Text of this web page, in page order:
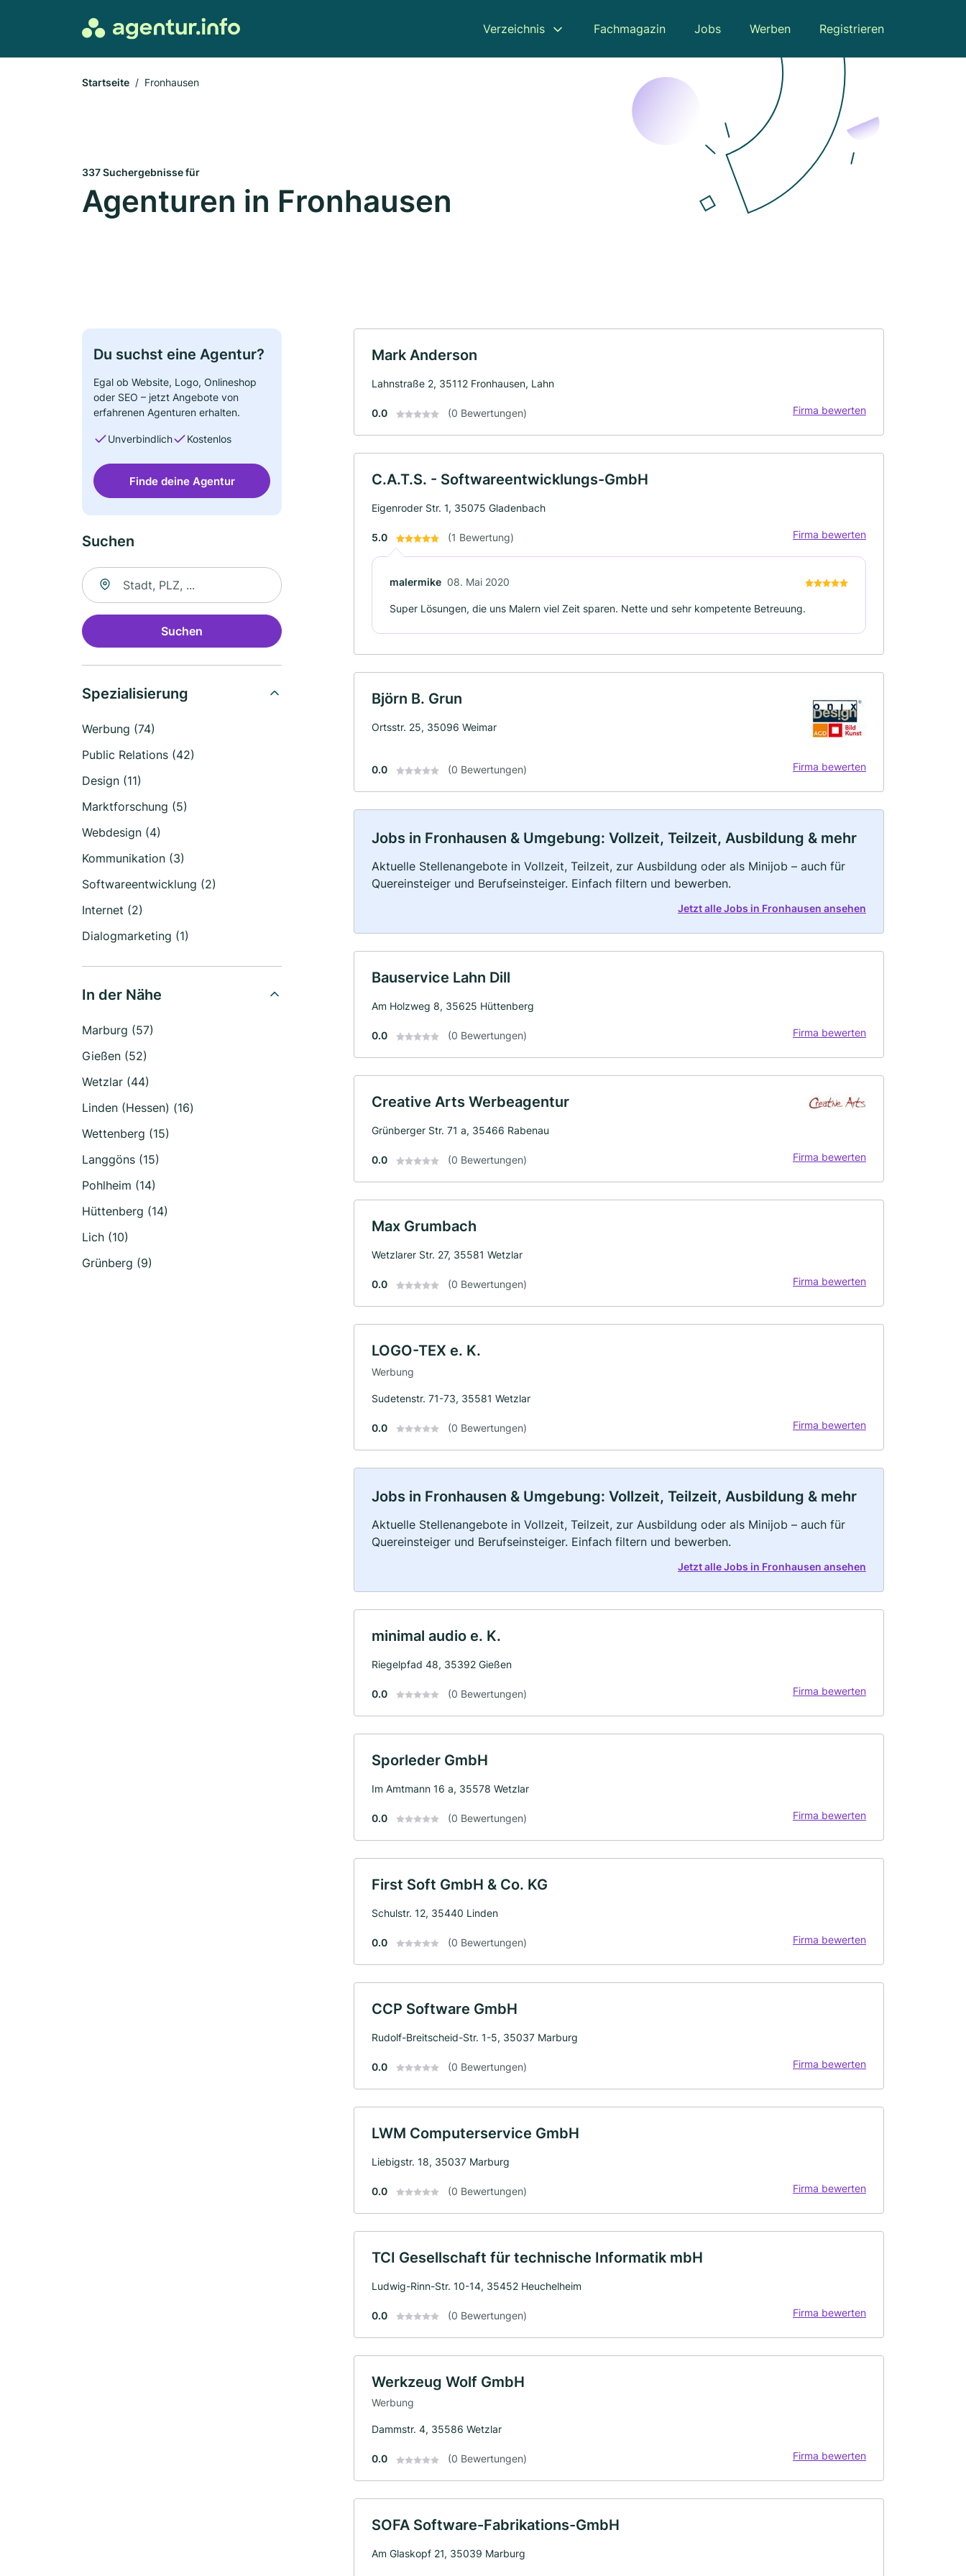
Verzeichnis Fachmagazin Jobs Werben Registrieren
Startseite Fronhausen
337 Suchergebnisse für
Agenturen in Fronhausen
Du suchst eine Agentur?
Egal ob Website, Logo, Onlineshop
oder SEO – jetzt Angebote von
erfahrenen Agenturen erhalten.
Unverbindlich Kostenlos
Finde deine Agentur
Suchen
Suche nach Ort
Suchen
Spezialisierung
Werbung (74)
Public Relations (42)
Design (11)
Marktforschung (5)
Webdesign (4)
Kommunikation (3)
Softwareentwicklung (2)
Internet (2)
Dialogmarketing (1)
In der Nähe
Marburg (57)
Gießen (52)
Wetzlar (44)
Linden (Hessen) (16)
Wettenberg (15)
Langgöns (15)
Pohlheim (14)
Hüttenberg (14)
Lich (10)
Grünberg (9)
Mark Anderson
Lahnstraße 2, 35112 Fronhausen, Lahn
0.0 (0 Bewertungen) Firma bewerten
C.A.T.S. - Softwareentwicklungs-GmbH
Eigenroder Str. 1, 35075 Gladenbach
5.0 (1 Bewertung) Firma bewerten
malermike 08. Mai 2020
Super Lösungen, die uns Malern viel Zeit sparen. Nette und sehr kompetente Betreuung.
Björn B. Grun
Ortsstr. 25, 35096 Weimar
0.0 (0 Bewertungen) Firma bewerten
Jobs in Fronhausen & Umgebung: Vollzeit, Teilzeit, Ausbildung & mehr
Aktuelle Stellenangebote in Vollzeit, Teilzeit, zur Ausbildung oder als Minijob – auch für
Quereinsteiger und Berufseinsteiger. Einfach filtern und bewerben.
Jetzt alle Jobs in Fronhausen ansehen
Bauservice Lahn Dill
Am Holzweg 8, 35625 Hüttenberg
0.0 (0 Bewertungen) Firma bewerten
Creative Arts Werbeagentur
Grünberger Str. 71 a, 35466 Rabenau
0.0 (0 Bewertungen) Firma bewerten
Max Grumbach
Wetzlarer Str. 27, 35581 Wetzlar
0.0 (0 Bewertungen) Firma bewerten
LOGO-TEX e. K.
Werbung
Sudetenstr. 71-73, 35581 Wetzlar
0.0 (0 Bewertungen) Firma bewerten
Jobs in Fronhausen & Umgebung: Vollzeit, Teilzeit, Ausbildung & mehr
Aktuelle Stellenangebote in Vollzeit, Teilzeit, zur Ausbildung oder als Minijob – auch für
Quereinsteiger und Berufseinsteiger. Einfach filtern und bewerben.
Jetzt alle Jobs in Fronhausen ansehen
minimal audio e. K.
Riegelpfad 48, 35392 Gießen
0.0 (0 Bewertungen) Firma bewerten
Sporleder GmbH
Im Amtmann 16 a, 35578 Wetzlar
0.0 (0 Bewertungen) Firma bewerten
First Soft GmbH & Co. KG
Schulstr. 12, 35440 Linden
0.0 (0 Bewertungen) Firma bewerten
CCP Software GmbH
Rudolf-Breitscheid-Str. 1-5, 35037 Marburg
0.0 (0 Bewertungen) Firma bewerten
LWM Computerservice GmbH
Liebigstr. 18, 35037 Marburg
0.0 (0 Bewertungen) Firma bewerten
TCI Gesellschaft für technische Informatik mbH
Ludwig-Rinn-Str. 10-14, 35452 Heuchelheim
0.0 (0 Bewertungen) Firma bewerten
Werkzeug Wolf GmbH
Werbung
Dammstr. 4, 35586 Wetzlar
0.0 (0 Bewertungen) Firma bewerten
SOFA Software-Fabrikations-GmbH
Am Glaskopf 21, 35039 Marburg